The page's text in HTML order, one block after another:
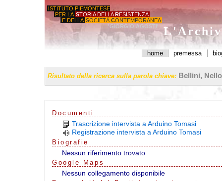
ISTITUTO PIEMONTESE
PER LA STORIA DELLA RESISTENZA
E DELLA SOCIETÀ CONTEMPORANEA
'GIORGIO AGOSTI'
home premessa
Risultato della ricerca sulla parola chiave: Bellini, Nello
Documenti
Trascrizione intervista a Arduino Tomasi
Registrazione intervista a Arduino Tomasi
Biografie
Nessun riferimento trovato
G oo g e Maps
Nessun collegamento disponibile